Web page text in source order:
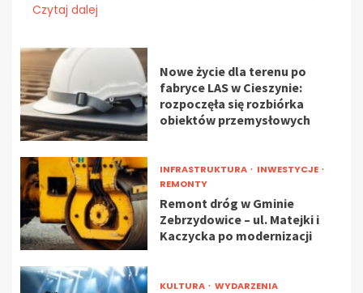
Czytaj dalej
Nowe życie dla terenu po
fabryce LAS w Cieszynie:
rozpoczęła się rozbiórka
obiektów przemysłowych
INFRASTRUKTURA
INWESTYCJE
REMONTY
Remont dróg w Gminie
Zebrzydowice – ul. Matejki i
Kaczycka po modernizacji
KULTURA WYDARZENIA